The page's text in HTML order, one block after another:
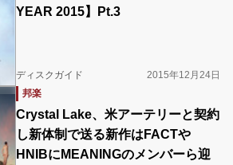
YEAR 2015】Pt.3
ディスクガイド
2015年12月24日
邦楽
Crystal Lake、米アーテリーと契約
し新体制で送る新作はFACTや
HNIBにMEANINGのメンバーら迎